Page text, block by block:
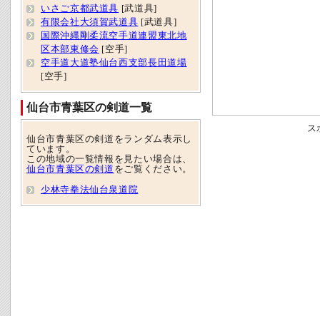
ス
いさご京都武道具 [武道具]
有限会社大須賀武道具 [武道具]
国際沖縄剛柔流空手道連盟東北地
区本部東修会 [空手]
空手道大道塾仙台西支部長田道場
[空手]
仙台市青葉区の剣道一覧
仙台市青葉区の剣道をランダム表示し
ています。
この地域の一覧情報を見たい場合は、
仙台市青葉区の剣道 をご覧ください。
少林寺拳法仙台泉道院